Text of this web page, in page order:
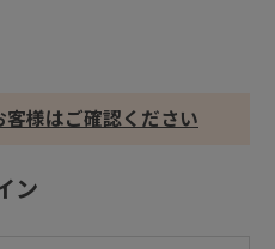
客様はご確認ください
ン